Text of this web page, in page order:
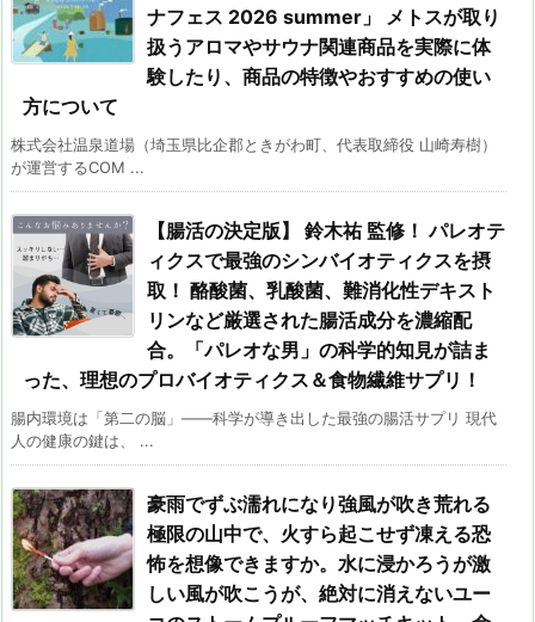
ナフェス 2026 summer」 メトスが取り
扱うアロマやサウナ関連商品を実際に体
験したり、商品の特徴やおすすめの使い
方について
株式会社温泉道場（埼玉県比企郡ときがわ町、代表取締役 山崎寿樹）
が運営するCOM ...
【腸活の決定版】 鈴木祐 監修！ パレオテ
ィクスで最強のシンバイオティクスを摂
取！ 酪酸菌、乳酸菌、難消化性デキスト
リンなど厳選された腸活成分を濃縮配
合。「パレオな男」の科学的知見が詰ま
った、理想のプロバイオティクス＆食物繊維サプリ！
腸内環境は「第二の脳」――科学が導き出した最強の腸活サプリ 現代
人の健康の鍵は、 ...
豪雨でずぶ濡れになり強風が吹き荒れる
極限の山中で、火すら起こせず凍える恐
怖を想像できますか。水に浸かろうが激
しい風が吹こうが、絶対に消えないユー